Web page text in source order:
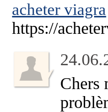
acheter viagra
https://
Chers